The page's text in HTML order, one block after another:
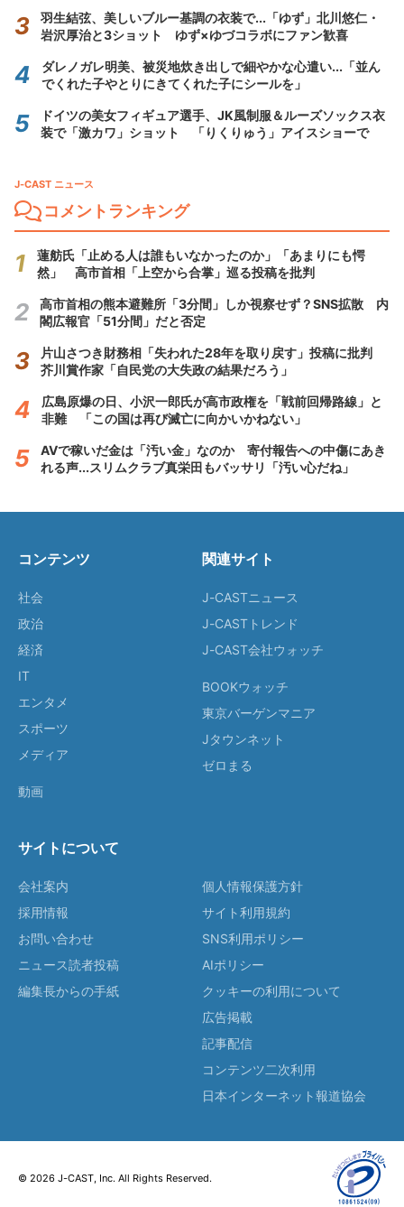
羽生結弦、美しいブルー基調の衣装で...「ゆず」北川悠仁・
岩沢厚治と3ショット ゆず×ゆづコラボにファン歓喜
ダレノガレ明美、被災地炊き出しで細やかな心遣い...「並ん
でくれた子やとりにきてくれた子にシールを」
ドイツの美女フィギュア選手、JK風制服＆ルーズソックス衣
装で「激カワ」ショット 「りくりゅう」アイスショーで
J-CAST ニュース
コメントランキング
蓮舫氏「止める人は誰もいなかったのか」「あまりにも愕
然」 高市首相「上空から合掌」巡る投稿を批判
高市首相の熊本避難所「3分間」しか視察せず？SNS拡散 内
閣広報官「51分間」だと否定
片山さつき財務相「失われた28年を取り戻す」投稿に批判
芥川賞作家「自民党の大失政の結果だろう」
広島原爆の日、小沢一郎氏が高市政権を「戦前回帰路線」と
非難 「この国は再び滅亡に向かいかねない」
AVで稼いだ金は「汚い金」なのか 寄付報告への中傷にあき
れる声...スリムクラブ真栄田もバッサリ「汚い心だね」
コンテンツ
社会
政治
経済
IT
エンタメ
スポーツ
メディア
動画
関連サイト
J-CASTニュース
J-CASTトレンド
J-CAST会社ウォッチ
BOOKウォッチ
東京バーゲンマニア
Jタウンネット
ゼロまる
サイトについて
会社案内
採用情報
お問い合わせ
ニュース読者投稿
編集長からの手紙
個人情報保護方針
サイト利用規約
SNS利用ポリシー
AIポリシー
クッキーの利用について
広告掲載
記事配信
コンテンツ二次利用
日本インターネット報道協会
© 2026 J-CAST, Inc. All Rights Reserved.